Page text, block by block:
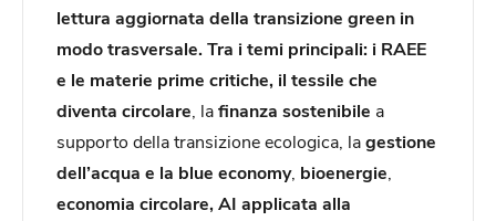
lettura aggiornata della transizione green in
modo trasversale. Tra i temi principali: i RAEE
e le materie prime critiche, il tessile che
diventa circolare , lafinanza sostenibile a
supporto della transizione ecologica, lagestione
dell’acqua e la blue economy, bioenergie
economia circolare, AI applicata alla